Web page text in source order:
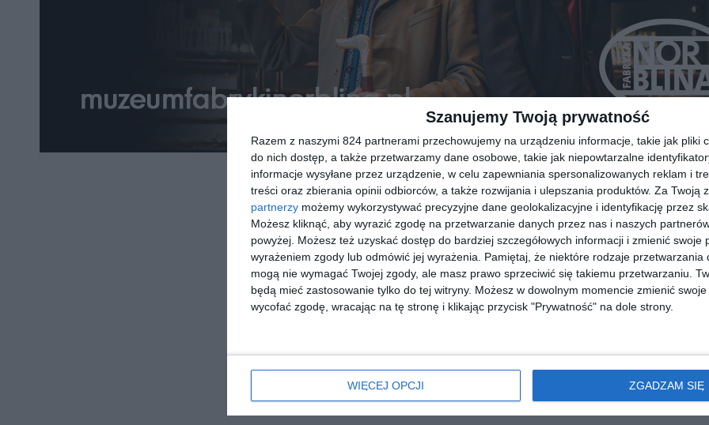
Szanujemy Twoją prywatność
Razem z naszymi 824 partnerami przechowujemy na urządzeniu informacje, takie jak pliki
do nich dostęp, a także przetwarzamy dane osobowe, takie jak niepowtarzalne
informacje wysyłane przez urządzenie, w celu zapewniania spersonalizowanych reklam i
treści oraz zbierania opinii odbiorców, a także rozwijania i ulepszania produktów. Za Twoją
partnerzy możemy wykorzystywać precyzyjne dane geolokalizacyjne i identyfikację przez
Możesz kliknąć, aby wyrazić zgodę na przetwarzanie danych przez nas i naszych
powyżej. Możesz też uzyskać dostęp do bardziej szczegółowych informacji i zmienić swoje
wyrażeniem zgody lub odmówić jej wyrażenia.
Pamiętaj, że niektóre rodzaje przetwarzania
mogą nie wymagać Twojej zgody, ale masz prawo sprzeciwić się takiemu przetwarzaniu.
będą mieć zastosowanie tylko do tej witryny. Możesz w dowolnym momencie zmienić
wycofać zgodę, wracając na tę stronę i klikając przycisk "Prywatność" na dole strony.
WIĘCEJ OPCJI ZGADZAM SIĘ